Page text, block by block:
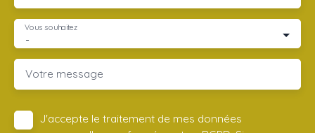
-
Vous souhaitez
Votre message
J'accepte le traitement de mes données